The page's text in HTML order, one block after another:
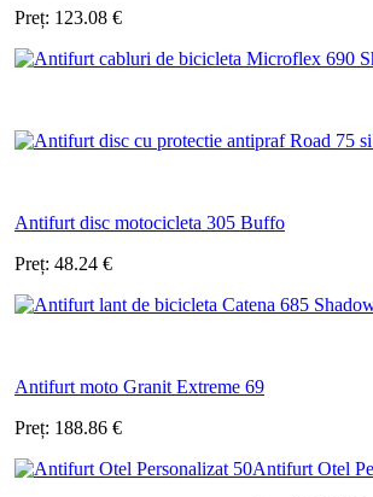
Preț: 123.08 €
Antifurt disc motocicleta 305 Buffo
Preț: 48.24 €
Antifurt moto Granit Extreme 69
Preț: 188.86 €
Antifurt Otel